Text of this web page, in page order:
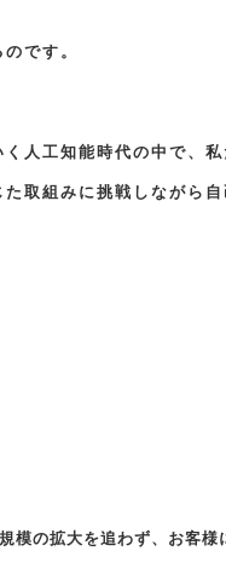
です。
人工知能時代の中で、
取組みに挑戦しながら自
模の拡大を追わず、お客